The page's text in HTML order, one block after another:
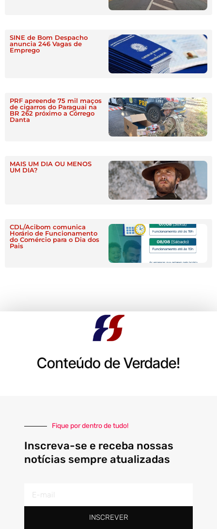
SINE de Bom Despacho
anuncia 246 Vagas de
Emprego
PRF apreende 75 mil maços
de cigarros do Paraguai na
BR 262 próximo a Córrego
Danta
MAIS UM DIA OU MENOS
UM DIA?
CDL/Acibom comunica
Horário de Funcionamento
do Comércio para o Dia dos
Pais
Conteúdo de Verdade!
Fique por dentro de tudo!
Inscreva-se e receba nossas
notícias sempre atualizadas
INSCREVER